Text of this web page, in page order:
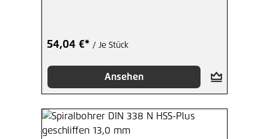
54,04 €* / Je Stück
Ansehen